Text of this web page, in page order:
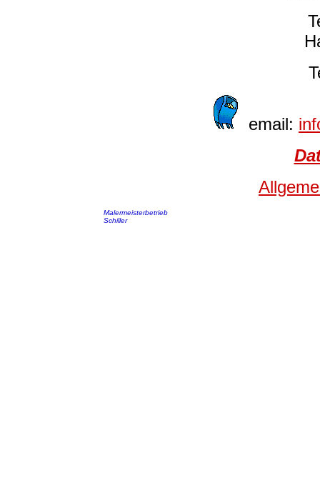
email:
Malermeisterbetrieb
Schiller